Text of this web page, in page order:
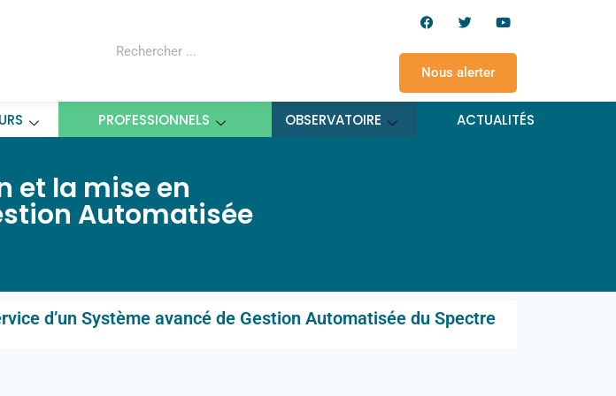
Nous alerter
PROFESSIONNELS OBSERVATOIRE ACTUALITÉS
et la mise en
Automatisée
d’un Système avancé de Gestion Automatisée du Spectre